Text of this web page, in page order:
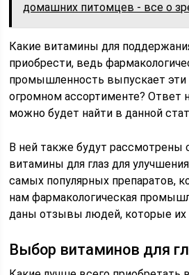
домашних питомцев - все о
Какие витамины для
приобрести, ведь
промышленность выпускает эти
огромном ассортименте? Ответ
можно будет найти в данной
В ней также будут рассмотрены
витамины для глаз для
самых популярных препаратов,
нам фармакологическая
даны отзывы людей, которые их
Выбор витаминов для